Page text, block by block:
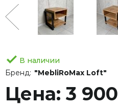
В наличии
Бренд: "MebliRoMax Loft"
Цена: 3 900